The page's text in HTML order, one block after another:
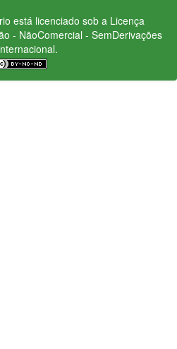
está licenciado sob a Licença
- NãoComercial - SemDerivações